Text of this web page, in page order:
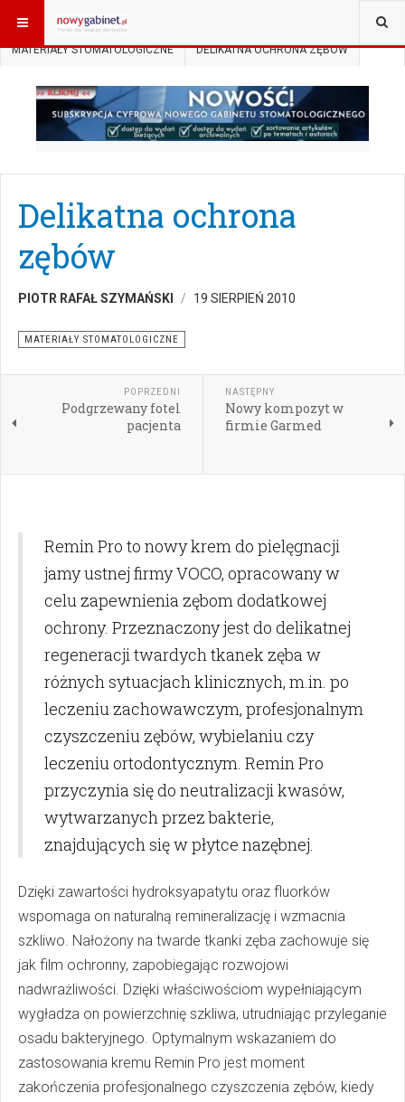
JESTEŚ TUTAJ: START
MATERIAŁY STOMATOLOGICZNE DELIKATNA OCHRONA ZĘBÓW
Delikatna ochrona
zębów
PIOTR RAFAŁ SZYMAŃSKI 19 SIERPIEŃ 2010
MATERIAŁY STOMATOLOGICZNE
POPRZEDNI
Podgrzewany fotel
pacjenta
NASTĘPNY
Nowy kompozyt w
firmie Garmed
Remin Pro to nowy krem do pielęgnacji
jamy ustnej firmy VOCO, opracowany w
celu zapewnienia zębom dodatkowej
ochrony. Przeznaczony jest do delikatnej
regeneracji twardych tkanek zęba w
różnych sytuacjach klinicznych, m.in. po
leczeniu zachowawczym, profesjonalnym
czyszczeniu zębów, wybielaniu czy
leczeniu ortodontycznym. Remin Pro
przyczynia się do neutralizacji kwasów,
wytwarzanych przez bakterie,
znajdujących się w płytce nazębnej.
Dzięki zawartości hydroksyapatytu oraz fluorków
wspomaga on naturalną remineralizację i wzmacnia
szkliwo. Nałożony na twarde tkanki zęba zachowuje się
jak film ochronny, zapobiegając rozwojowi
nadwrażliwości. Dzięki właściwościom wypełniającym
wygładza on powierzchnię szkliwa, utrudniając przyleganie
osadu bakteryjnego. Optymalnym wskazaniem do
zastosowania kremu Remin Pro jest moment
zakończenia profesjonalnego czyszczenia zębów, kiedy